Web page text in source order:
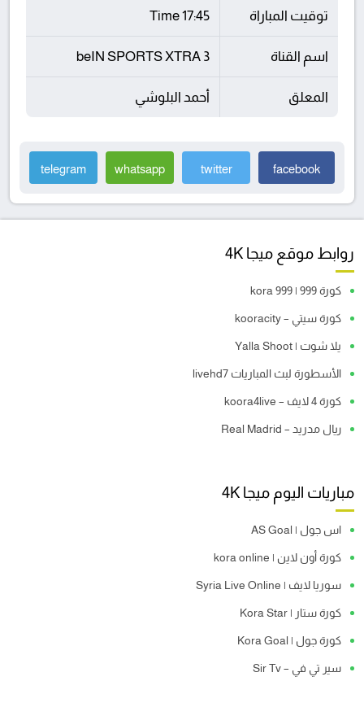
توقيت المباراة 17:45 Time
اسم القناة beIN SPORTS XTRA 3
المعلق أحمد البلوشي
facebook
twitter
whatsapp
telegram
روابط موقع ميجا 4K
كورة 999 | kora 999
كورة سيتي – kooracity
يلا شوت | Yalla Shoot
الأسطورة لبث المباريات livehd7
كورة 4 لايف – koora4live
ريال مدريد – Real Madrid
مباريات اليوم ميجا 4K
اس جول | AS Goal
كورة أون لاين | kora online
سوريا لايف | Syria Live Online
كورة ستار | Kora Star
كورة جول | Kora Goal
سير تي في – Sir Tv